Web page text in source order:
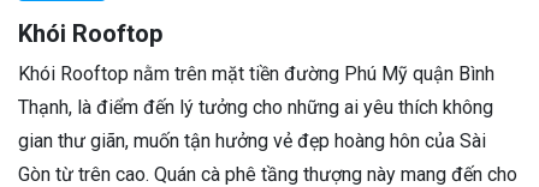
Khói Rooftop
Khói Rooftop nằm trên mặt tiền đường Phú Mỹ quận Bình
Thạnh, là điểm đến lý tưởng cho những ai yêu thích không
gian thư giãn, muốn tận hưởng vẻ đẹp hoàng hôn của Sài
Gòn từ trên cao. Quán cà phê tầng thượng này mang đến cho